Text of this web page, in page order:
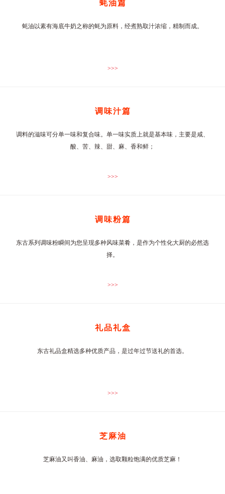
蚝油篇
蚝油以素有海底牛奶之称的蚝为原料，经煮熟取汁浓缩，精制而成。
>>>
调味汁篇
调料的滋味可分单一味和复合味。单一味实质上就是基本味，主要是咸、
酸、苦、辣、甜、麻、香和鲜；
>>>
调味粉篇
东古系列调味粉瞬间为您呈现多种风味菜肴，是作为个性化大厨的必然选
择。
>>>
礼品礼盒
东古礼品盒精选多种优质产品，是过年过节送礼的首选。
>>>
芝麻油
芝麻油又叫香油、麻油，选取颗粒饱满的优质芝麻！